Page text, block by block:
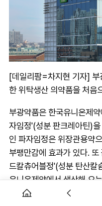
[데일리팜=차지현 기자] 부
한 위탁생산 의약품을 처음
부광약품은 한국유니온제
자임정'(성분 판크레아틴)
인 파자임정은 위장관용약
부팽만감에 효과가 있다.
드칼츄어블정'(성분 탄산칼
유니온제약에서 생산해 오